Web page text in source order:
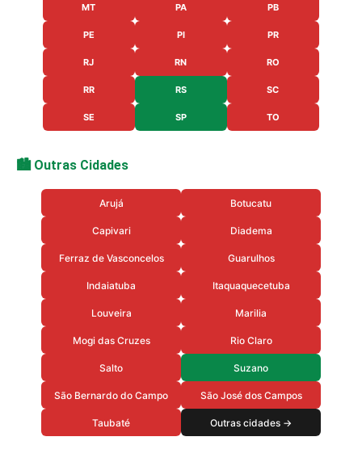
MT PA PB
PE PI PR
RJ RN RO
RR RS SC
SE SP TO
🏙️ Outras Cidades
Arujá Botucatu
Capivari Diadema
Ferraz de Vasconcelos Guarulhos
Indaiatuba Itaquaquecetuba
Louveira Marilia
Mogi das Cruzes Rio Claro
Salto Suzano
São Bernardo do Campo São José dos Campos
Taubaté Outras cidades →